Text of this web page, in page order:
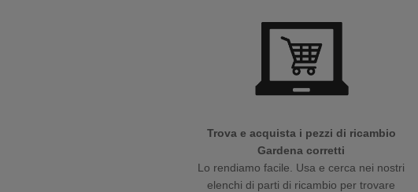
Trova e acquista i pezzi di ricambio
Gardena corretti
Lo rendiamo facile. Usa e cerca nei nostri
elenchi di parti di ricambio per trovare